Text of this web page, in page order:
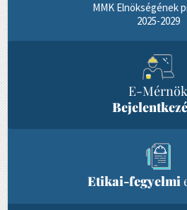
MMK Elnökségének
2025-2029
E-Mérnök
Etikai-fegyelmi